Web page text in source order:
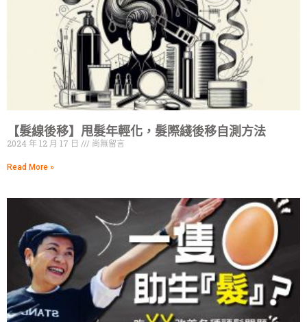
【髮線後移】甩髮年輕化，髮際綫後移自測方法
2024 年 12 月 17 日 尚無留言
Read More »